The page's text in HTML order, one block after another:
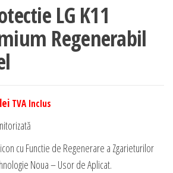
LG K11
Regenerabil
lei TVA Inclus
cu Functie de Regenerare a Zgarieturilor
Noua – Usor de Aplicat.